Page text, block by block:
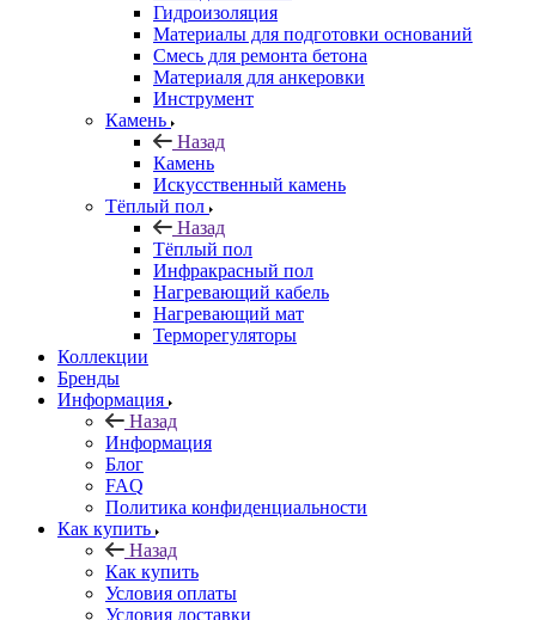
Гидроизоляция
Материалы для подготовки оснований
Смесь для ремонта бетона
Материаля для анкеровки
Инструмент
Камень
Назад
Камень
Искусственный камень
Тёплый пол
Назад
Тёплый пол
Инфракрасный пол
Нагревающий кабель
Нагревающий мат
Терморегуляторы
Коллекции
Бренды
Информация
Назад
Информация
Блог
FAQ
Политика конфиденциальности
Как купить
Назад
Как купить
Условия оплаты
Условия доставки